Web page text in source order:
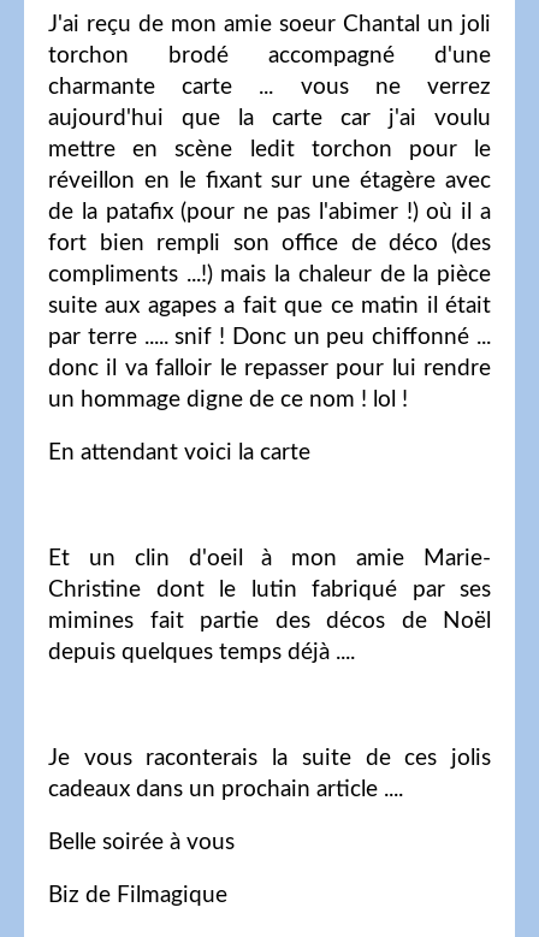
J'ai reçu de mon amie soeur Chantal un joli
torchon brodé accompagné d'une
charmante carte ... vous ne verrez
aujourd'hui que la carte car j'ai voulu
mettre en scène ledit torchon pour le
réveillon en le fixant sur une étagère avec
de la patafix (pour ne pas l'abimer !) où il a
fort bien rempli son office de déco (des
compliments ...!) mais la chaleur de la pièce
suite aux agapes a fait que ce matin il était
par terre ..... snif ! Donc un peu chiffonné ...
donc il va falloir le repasser pour lui rendre
un hommage digne de ce nom ! lol !
En attendant voici la carte
Et un clin d'oeil à mon amie Marie-
Christine dont le lutin fabriqué par ses
mimines fait partie des décos de Noël
depuis quelques temps déjà ....
Je vous raconterais la suite de ces jolis
cadeaux dans un prochain article ....
Belle soirée à vous
Biz de Filmagique